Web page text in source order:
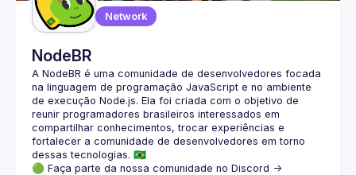
Network
NodeBR
A NodeBR é uma comunidade de desenvolvedores focada
na linguagem de programação JavaScript e no ambiente
de execução Node.js. Ela foi criada com o objetivo de
reunir programadores brasileiros interessados em
compartilhar conhecimentos, trocar experiências e
fortalecer a comunidade de desenvolvedores em torno
🟢 Faça parte da nossa comunidade no Discord ->